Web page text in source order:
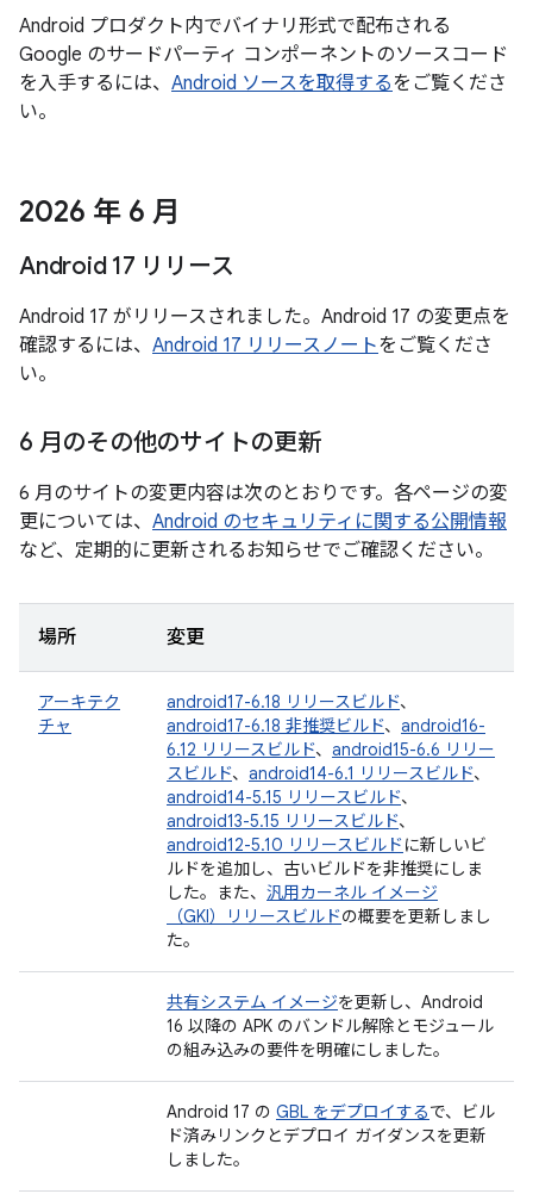
Android プロダクト内でバイナリ形式で配布される
Google のサードパーティ コンポーネントのソースコード
を入手するには、 Android ソースを取得するをご覧くださ
い。
2026 年 6 月
Android 17 リリース
Android 17 がリリースされました。Android 17 の変更点を
確認するには、 Android 17 リリースノートをご覧くださ
い。
6 月のその他のサイトの更新
6 月のサイトの変更内容は次のとおりです。各ページの変
更については、 Android のセキュリティに関する公開情報
など、定期的に更新されるお知らせでご確認ください。
場所 変更
アーキテク
チャ
android17-6.18 リリースビルド、
android17-6.18 非推奨ビルド、 android16-
6.12 リリースビルド、 android15-6.6 リリー
スビルド、 android14-6.1 リリースビルド、
android14-5.15 リリースビルド、
android13-5.15 リリースビルド、
android12-5.10 リリースビルドに新しいビ
ルドを追加し、古いビルドを非推奨にしま
した。また、 汎用カーネル イメージ
（GKI）リリースビルドの概要を更新しまし
た。
共有システム イメージを更新し、Android
16 以降の APK のバンドル解除とモジュール
の組み込みの要件を明確にしました。
Android 17 の GBL をデプロイするで、ビル
ド済みリンクとデプロイ ガイダンスを更新
しました。